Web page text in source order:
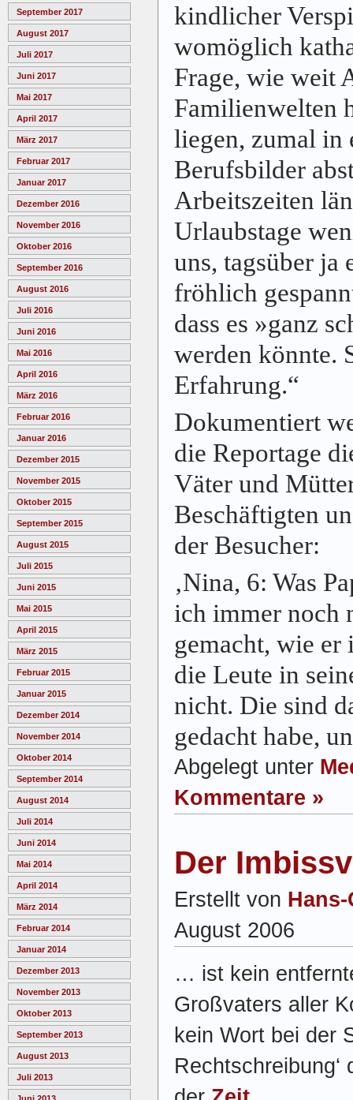
September 2017
August 2017
Juli 2017
Juni 2017
Mai 2017
April 2017
März 2017
Februar 2017
Januar 2017
Dezember 2016
November 2016
Oktober 2016
September 2016
August 2016
Juli 2016
Juni 2016
Mai 2016
April 2016
März 2016
Februar 2016
Januar 2016
Dezember 2015
November 2015
Oktober 2015
September 2015
August 2015
Juli 2015
Juni 2015
Mai 2015
April 2015
März 2015
Februar 2015
Januar 2015
Dezember 2014
November 2014
Oktober 2014
September 2014
August 2014
Juli 2014
Juni 2014
Mai 2014
April 2014
März 2014
Februar 2014
Januar 2014
Dezember 2013
November 2013
Oktober 2013
September 2013
August 2013
Juli 2013
kindlicher
womöglich
Frage, wie weit
Familienwelten
liegen, zumal in
Berufsbilder
Arbeitszeiten
Urlaubstage
uns, tagsüber ja
fröhlich
dass es »ganz
werden könnte.
Erfahrung.“
Dokumentiert
die Reportage
Väter und
Beschäftigten
der Besucher:
‚Nina, 6: Was
ich immer noch
gemacht, wie er
die Leute in
nicht. Die sind
gedacht habe,
Abgelegt unter
Kommentare »
Der
Erstellt von
August 2006
… ist kein
Großvaters aller
kein Wort bei der
Rechtschreibung‘